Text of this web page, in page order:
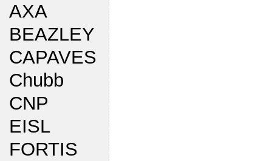
AXA
BEAZLEY
CAPAVES
Chubb
CNP
EISL
FORTIS